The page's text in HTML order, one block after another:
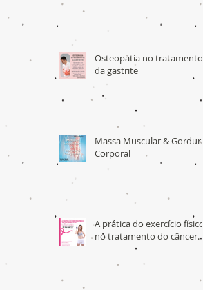
Osteopatia no tratamento
da gastrite
Massa Muscular & Gordura
Corporal
A prática do exercício físico
no tratamento do câncer.